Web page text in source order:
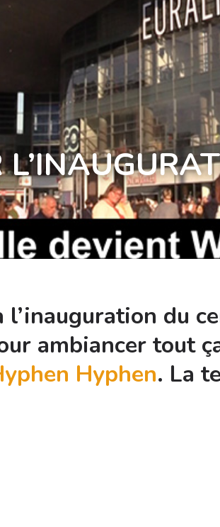
du
ambiancer tout
Hyphen. La